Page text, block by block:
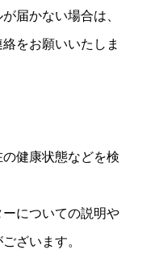
届かない場合は、
をお願いいたしま
健康状態などを検
についての説明や
ざいます。